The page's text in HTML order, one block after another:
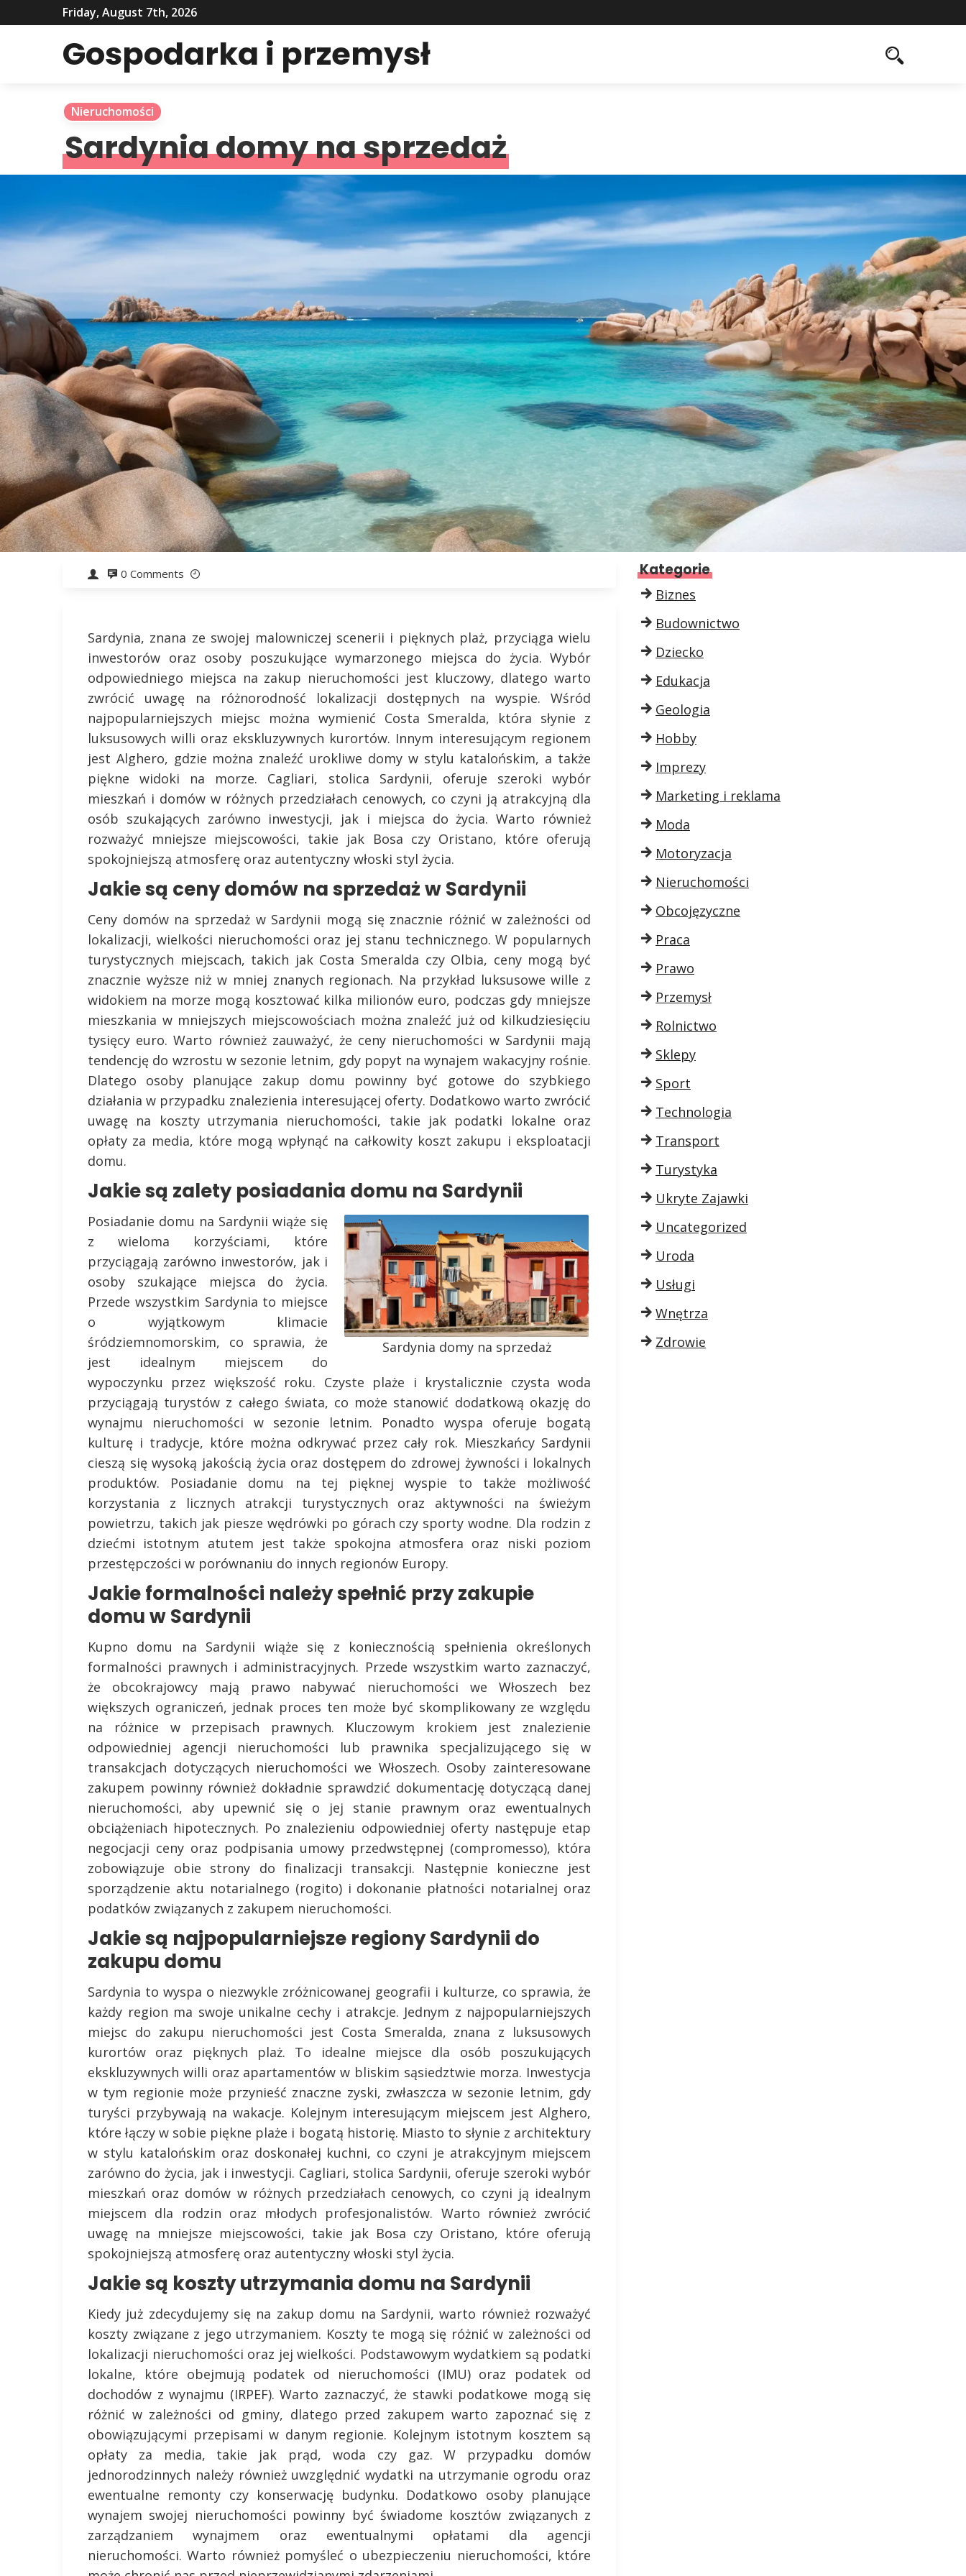
Friday, August 7th, 2026
Gospodarka i przemysł
Nieruchomości
Sardynia domy na sprzedaż
0 Comments
Sardynia, znana ze swojej malowniczej scenerii i pięknych plaż, przyciąga wielu
inwestorów oraz osoby poszukujące wymarzonego miejsca do życia. Wybór
odpowiedniego miejsca na zakup nieruchomości jest kluczowy, dlatego warto
zwrócić uwagę na różnorodność lokalizacji dostępnych na wyspie. Wśród
najpopularniejszych miejsc można wymienić Costa Smeralda, która słynie z
luksusowych willi oraz ekskluzywnych kurortów. Innym interesującym regionem
jest Alghero, gdzie można znaleźć urokliwe domy w stylu katalońskim, a także
piękne widoki na morze. Cagliari, stolica Sardynii, oferuje szeroki wybór
mieszkań i domów w różnych przedziałach cenowych, co czyni ją atrakcyjną dla
osób szukających zarówno inwestycji, jak i miejsca do życia. Warto również
rozważyć mniejsze miejscowości, takie jak Bosa czy Oristano, które oferują
spokojniejszą atmosferę oraz autentyczny włoski styl życia.
Jakie są ceny domów na sprzedaż w Sardynii
Ceny domów na sprzedaż w Sardynii mogą się znacznie różnić w zależności od
lokalizacji, wielkości nieruchomości oraz jej stanu technicznego. W popularnych
turystycznych miejscach, takich jak Costa Smeralda czy Olbia, ceny mogą być
znacznie wyższe niż w mniej znanych regionach. Na przykład luksusowe wille z
widokiem na morze mogą kosztować kilka milionów euro, podczas gdy mniejsze
mieszkania w mniejszych miejscowościach można znaleźć już od kilkudziesięciu
tysięcy euro. Warto również zauważyć, że ceny nieruchomości w Sardynii mają
tendencję do wzrostu w sezonie letnim, gdy popyt na wynajem wakacyjny rośnie.
Dlatego osoby planujące zakup domu powinny być gotowe do szybkiego
działania w przypadku znalezienia interesującej oferty. Dodatkowo warto zwrócić
uwagę na koszty utrzymania nieruchomości, takie jak podatki lokalne oraz
opłaty za media, które mogą wpłynąć na całkowity koszt zakupu i eksploatacji
domu.
Jakie są zalety posiadania domu na Sardynii
Sardynia domy na sprzedaż
Posiadanie domu na Sardynii wiąże się
z wieloma korzyściami, które
przyciągają zarówno inwestorów, jak i
osoby szukające miejsca do życia.
Przede wszystkim Sardynia to miejsce
o wyjątkowym klimacie
śródziemnomorskim, co sprawia, że
jest idealnym miejscem do
wypoczynku przez większość roku. Czyste plaże i krystalicznie czysta woda
przyciągają turystów z całego świata, co może stanowić dodatkową okazję do
wynajmu nieruchomości w sezonie letnim. Ponadto wyspa oferuje bogatą
kulturę i tradycje, które można odkrywać przez cały rok. Mieszkańcy Sardynii
cieszą się wysoką jakością życia oraz dostępem do zdrowej żywności i lokalnych
produktów. Posiadanie domu na tej pięknej wyspie to także możliwość
korzystania z licznych atrakcji turystycznych oraz aktywności na świeżym
powietrzu, takich jak piesze wędrówki po górach czy sporty wodne. Dla rodzin z
dziećmi istotnym atutem jest także spokojna atmosfera oraz niski poziom
przestępczości w porównaniu do innych regionów Europy.
Jakie formalności należy spełnić przy zakupie
domu w Sardynii
Kupno domu na Sardynii wiąże się z koniecznością spełnienia określonych
formalności prawnych i administracyjnych. Przede wszystkim warto zaznaczyć,
że obcokrajowcy mają prawo nabywać nieruchomości we Włoszech bez
większych ograniczeń, jednak proces ten może być skomplikowany ze względu
na różnice w przepisach prawnych. Kluczowym krokiem jest znalezienie
odpowiedniej agencji nieruchomości lub prawnika specjalizującego się w
transakcjach dotyczących nieruchomości we Włoszech. Osoby zainteresowane
zakupem powinny również dokładnie sprawdzić dokumentację dotyczącą danej
nieruchomości, aby upewnić się o jej stanie prawnym oraz ewentualnych
obciążeniach hipotecznych. Po znalezieniu odpowiedniej oferty następuje etap
negocjacji ceny oraz podpisania umowy przedwstępnej (compromesso), która
zobowiązuje obie strony do finalizacji transakcji. Następnie konieczne jest
sporządzenie aktu notarialnego (rogito) i dokonanie płatności notarialnej oraz
podatków związanych z zakupem nieruchomości.
Jakie są najpopularniejsze regiony Sardynii do
zakupu domu
Sardynia to wyspa o niezwykle zróżnicowanej geografii i kulturze, co sprawia, że
każdy region ma swoje unikalne cechy i atrakcje. Jednym z najpopularniejszych
miejsc do zakupu nieruchomości jest Costa Smeralda, znana z luksusowych
kurortów oraz pięknych plaż. To idealne miejsce dla osób poszukujących
ekskluzywnych willi oraz apartamentów w bliskim sąsiedztwie morza. Inwestycja
w tym regionie może przynieść znaczne zyski, zwłaszcza w sezonie letnim, gdy
turyści przybywają na wakacje. Kolejnym interesującym miejscem jest Alghero,
które łączy w sobie piękne plaże i bogatą historię. Miasto to słynie z architektury
w stylu katalońskim oraz doskonałej kuchni, co czyni je atrakcyjnym miejscem
zarówno do życia, jak i inwestycji. Cagliari, stolica Sardynii, oferuje szeroki wybór
mieszkań oraz domów w różnych przedziałach cenowych, co czyni ją idealnym
miejscem dla rodzin oraz młodych profesjonalistów. Warto również zwrócić
uwagę na mniejsze miejscowości, takie jak Bosa czy Oristano, które oferują
spokojniejszą atmosferę oraz autentyczny włoski styl życia.
Jakie są koszty utrzymania domu na Sardynii
Kiedy już zdecydujemy się na zakup domu na Sardynii, warto również rozważyć
koszty związane z jego utrzymaniem. Koszty te mogą się różnić w zależności od
lokalizacji nieruchomości oraz jej wielkości. Podstawowym wydatkiem są podatki
lokalne, które obejmują podatek od nieruchomości (IMU) oraz podatek od
dochodów z wynajmu (IRPEF). Warto zaznaczyć, że stawki podatkowe mogą się
różnić w zależności od gminy, dlatego przed zakupem warto zapoznać się z
obowiązującymi przepisami w danym regionie. Kolejnym istotnym kosztem są
opłaty za media, takie jak prąd, woda czy gaz. W przypadku domów
jednorodzinnych należy również uwzględnić wydatki na utrzymanie ogrodu oraz
ewentualne remonty czy konserwację budynku. Dodatkowo osoby planujące
wynajem swojej nieruchomości powinny być świadome kosztów związanych z
zarządzaniem wynajmem oraz ewentualnymi opłatami dla agencji
nieruchomości. Warto również pomyśleć o ubezpieczeniu nieruchomości, które
Kategorie
Biznes
Budownictwo
Dziecko
Edukacja
Geologia
Hobby
Imprezy
Marketing i reklama
Moda
Motoryzacja
Nieruchomości
Obcojęzyczne
Praca
Prawo
Przemysł
Rolnictwo
Sklepy
Sport
Technologia
Transport
Turystyka
Ukryte Zajawki
Uncategorized
Uroda
Usługi
Wnętrza
Zdrowie